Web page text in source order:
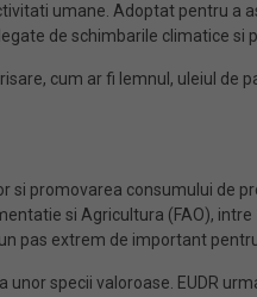
umane. Adoptat pentru a
de schimbarile climatice si
cum ar fi lemnul, uleiul de
si promovarea consumului de
si Agricultura (FAO),
pas extrem de important
specii valoroase. EUDR